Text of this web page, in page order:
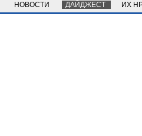
НОВОСТИ ДАЙДЖЕСТ ИХ